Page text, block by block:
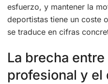
esfuerzo, y mantener la
deportistas tiene un coste
se traduce en cifras
La brecha
profesional y el